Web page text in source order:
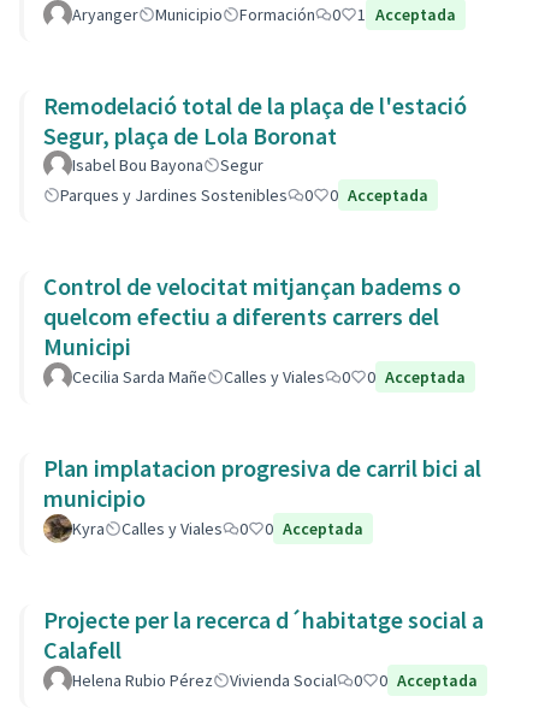
Aryanger Municipio Formación 0 1 Acceptada
Remodelació total de la plaça de l'estació
Segur, plaça de Lola Boronat
Isabel Bou Bayona
Segur
Parques y Jardines Sostenibles
0 0 Acceptada
Control de velocitat mitjançan badems o
quelcom efectiu a diferents carrers del
Municipi
Cecilia Sarda Mañe Calles y Viales 0 0 Acceptada
Plan implatacion progresiva de carril bici al
municipio
Kyra Calles y Viales 0 0 Acceptada
Projecte per la recerca d´habitatge social a
Calafell
Helena Rubio Pérez Vivienda Social 0 0 Acceptada